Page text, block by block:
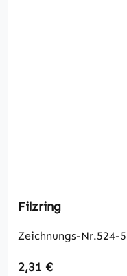
Filzring
Zeichnungs-Nr.524-
Regulärer Preis:
2,31 €